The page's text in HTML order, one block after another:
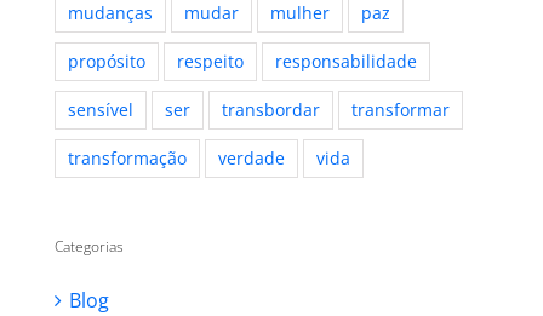
mudanças mudar mulher paz
propósito respeito responsabilidade
sensível ser transbordar transformar
transformação verdade vida
Categorias
Blog